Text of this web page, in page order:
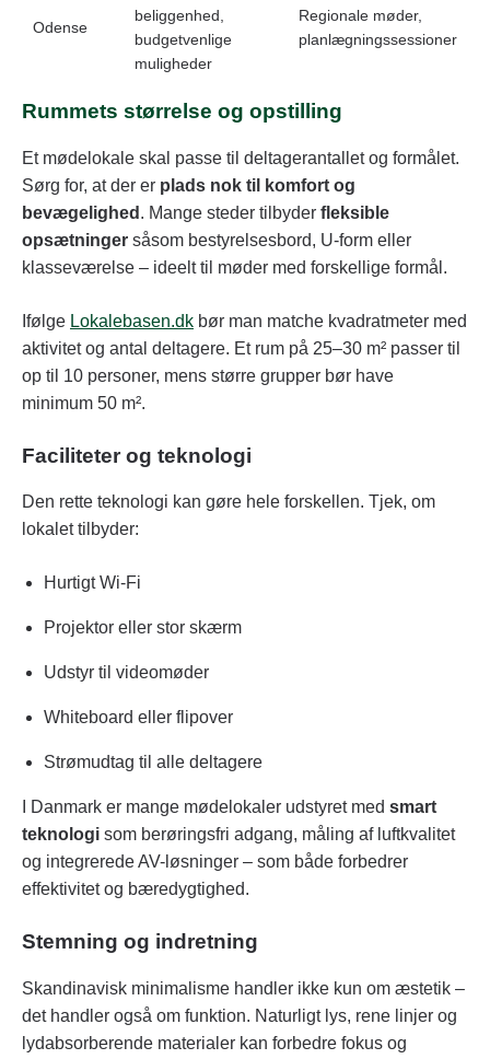
Odense
beliggenhed,
budgetvenlige
muligheder
Regionale møder,
planlægningssessioner
Rummets størrelse og opstilling
Et mødelokale skal passe til deltagerantallet og formålet.
Sørg for, at der er plads nok til komfort og
bevægelighed . Mange steder tilbyder fleksible
opsætninger såsom bestyrelsesbord, U-form eller
klasseværelse – ideelt til møder med forskellige formål.
Ifølge Lokalebasen.dk bør man matche kvadratmeter med
aktivitet og antal deltagere. Et rum på 25–30 m² passer til
op til 10 personer, mens større grupper bør have
minimum 50 m².
Faciliteter og teknologi
Den rette teknologi kan gøre hele forskellen. Tjek, om
lokalet tilbyder:
Hurtigt Wi-Fi
Projektor eller stor skærm
Udstyr til videomøder
Whiteboard eller flipover
Strømudtag til alle deltagere
I Danmark er mange mødelokaler udstyret med smart
teknologi som berøringsfri adgang, måling af luftkvalitet
og integrerede AV-løsninger – som både forbedrer
effektivitet og bæredygtighed.
Stemning og indretning
Skandinavisk minimalisme handler ikke kun om æstetik –
det handler også om funktion. Naturligt lys, rene linjer og
lydabsorberende materialer kan forbedre fokus og